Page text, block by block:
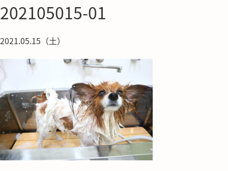
202105015-01
2021.05.15（土）